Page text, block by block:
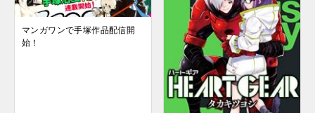
マンガワンで手塚作品配信開
始！